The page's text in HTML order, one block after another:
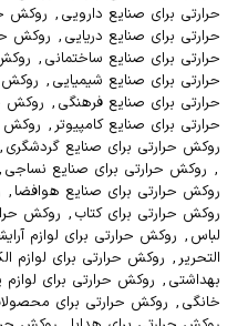
حرارتی برای صنایع دارویی , روکش
حرارتی برای صنایع دریایی , روکش
حرارتی برای صنایع ساختمانی ,
حرارتی برای صنایع شیمیایی , روکش
حرارتی برای صنایع فرهنگی , روکش
حرارتی برای صنایع کامپیوتر, روکش
روکش حرارتی برای صنایع گردشگری ,
, روکش حرارتی برای صنایع نساجی ,
روکش حرارتی برای صنایع هوافضا ,
روکش حرارتی برای کتاب , روکش
لباس , روکش حرارتی برای لوازم
التحریر, روکش حرارتی برای لوازم
بهداشتی , روکش حرارتی برای
خانگی , روکش حرارتی برای